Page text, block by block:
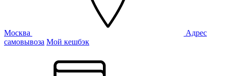
Москва
Адрес
самовывоза Мой кешбэк